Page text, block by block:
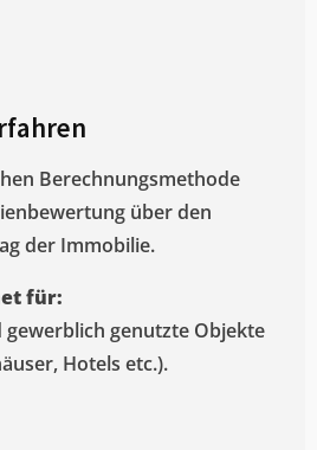
Berechnungsmethode
über den
der Immobilie.
für:
genutzte Objekte
Hotels etc.).